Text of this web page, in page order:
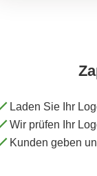
Laden Sie Ihr
Wir prüfen Ihr
Kunden geben